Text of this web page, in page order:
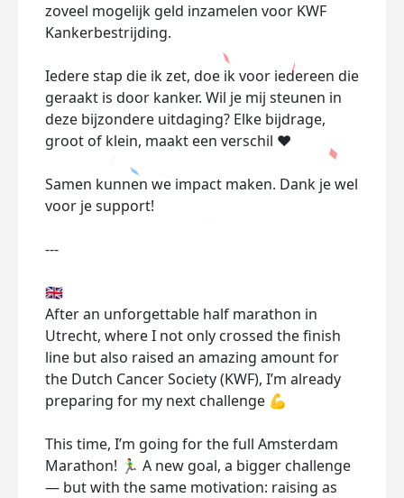
zoveel mogelijk geld inzamelen voor KWF
Kankerbestrijding.
Iedere stap die ik zet, doe ik voor iedereen die
geraakt is door kanker. Wil je mij steunen in
deze bijzondere uitdaging? Elke bijdrage,
groot of klein, maakt een verschil ❤️
Samen kunnen we impact maken. Dank je wel
voor je support!
---
🇬🇧
After an unforgettable half marathon in
Utrecht, where I not only crossed the finish
line but also raised an amazing amount for
the Dutch Cancer Society (KWF), I’m already
preparing for my next challenge 💪
This time, I’m going for the full Amsterdam
Marathon! 🏃‍♂️ A new goal, a bigger challenge
— but with the same motivation: raising as